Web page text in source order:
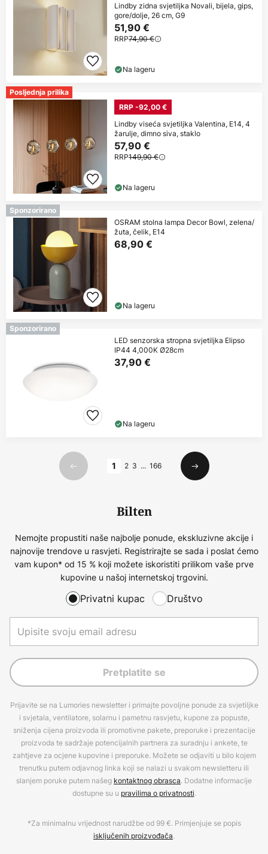
Lindby zidna svjetiljka Novali, bijela, gips,
gore/dolje, 26 cm, G9
51,90 €
RRP74,90 €
Na lageru
Posljednja prilika
RRP -92,00 €
Lindby viseća svjetiljka Valentina, E14, 4
žarulje, dimno siva, staklo
57,90 €
RRP149,90 €
Na lageru
Sponzorirano
OSRAM stolna lampa Decor Bowl, zelena/
žuta, čelik, E14
68,90 €
Na lageru
Sponzorirano
LED senzorska stropna svjetiljka Elipso
IP44 4,000K Ø28cm
37,90 €
Na lageru
Prethodno
1 2 3 ... 166
Sljedeći
Bilten
Nemojte propustiti naše najbolje ponude, ekskluzivne akcije i
najnovije trendove u rasvjeti. Registrirajte se sada i poslat ćemo
vam kupon* od 15 % koji možete iskoristiti prilikom vaše prve
kupovine u našoj internetskoj trgovini.
Privatni kupac Društvo
Pretplatite se
Prijavite se na Lumories newsletter i primajte povoljne ponude za svjetiljke
i svjetala, ventilatore, solarnu i pametnu rasvjetu, kupone za popuste,
sniženja cijena proizvoda ili promotivne pakete, preporuke i prezentacije
proizvoda te sadržaje potencijalnih partnera za suradnju i ankete, te
zahtjeve za ocjene kupovine i preporuke. Možete se odjaviti u bilo kojem
trenutku putem odjavnog linka koji se nalazi u svakom newsletteru ili
slanjem poruke putem našeg kontaktnog obrasca. Dodatne informacije
dostupne su u pravilima o privatnosti.
*Za minimalnu vrijednost narudžbe od 99 €. Primjenjuje se popis
isključenih proizvođača.